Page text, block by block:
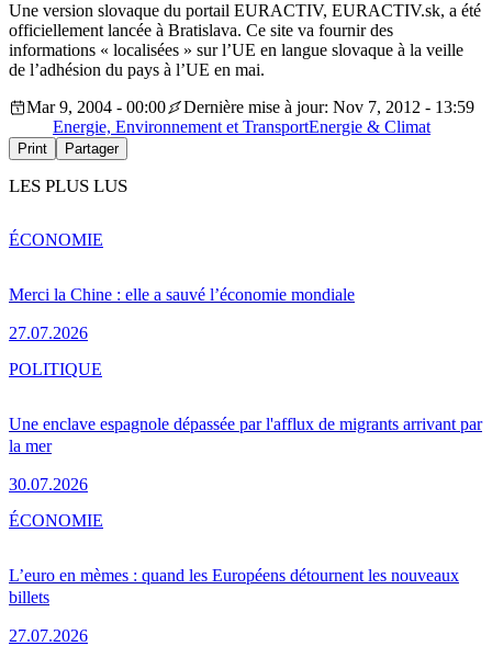
Une version slovaque du portail EURACTIV, EURACTIV.sk, a été
officiellement lancée à Bratislava. Ce site va fournir des
informations « localisées » sur l’UE en langue slovaque à la veille
de l’adhésion du pays à l’UE en mai.
Mar 9, 2004 - 00:00
Dernière mise à jour: Nov 7, 2012 - 13:59
Energie, Environnement et TransportEnergie & Climat
Print Partager
LES PLUS LUS
Merci la Chine : elle a sauvé l’économie mondiale
27.07.2026
ÉCONOMIE
Une enclave espagnole dépassée par l'afflux de migrants arrivant par
la mer
30.07.2026
POLITIQUE
L’euro en mèmes : quand les Européens détournent les nouveaux
billets
27.07.2026
ÉCONOMIE